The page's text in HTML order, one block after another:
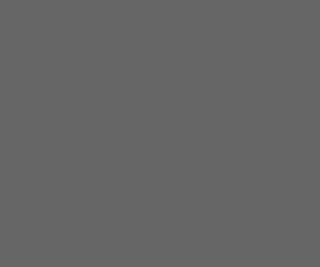
je na nasze zlecenie,
danych na podstawie
oparciu o stosowną podstawę
zbierane są przez naszych
praw wymienionych
podstawie prawnej.
do Twoich zainteresowań,